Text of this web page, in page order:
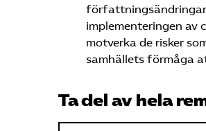
författningsändringar
implementeringen av
motverka de risker
samhällets förmåga
Ta del av hela